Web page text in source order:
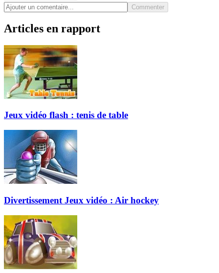
Commenter
Articles en rapport
Jeux vidéo flash : tenis de table
Divertissement Jeux vidéo : Air hockey